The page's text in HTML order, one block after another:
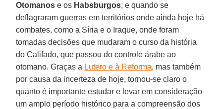
Otomanos e os Habsburgos; e quando se
deflagraram guerras em territórios onde ainda hoje há
combates, como a Síria e o Iraque, onde foram
tomadas decisões que mudaram o curso da história
do Califado, que passou do controle árabe ao
otomano. Graças a Lutero e à Reforma, mas também
por causa da incerteza de hoje, tornou-se claro o
quanto é importante estudar e levar em consideração
um amplo período histórico para a compreensão dos